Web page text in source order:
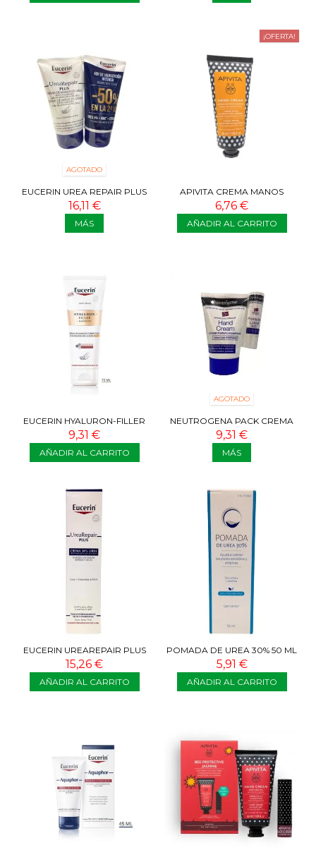
AGOTADO
EUCERIN UREA REPAIR PLUS
CREMA DE MANOS 5% UREA
PACK 2U
16,11 €
MÁS
¡OFERTA!
APIVITA CREMA MANOS
HIDRATACIÓN INTENSA 50 ML
6,76 €
AÑADIR AL CARRITO
EUCERIN HYALURON-FILLER
CREMA MANOS SPF30 75 ML
9,31 €
AÑADIR AL CARRITO
AGOTADO
NEUTROGENA PACK CREMA
MANOS + LABIAL
9,31 €
MÁS
EUCERIN UREAREPAIR PLUS
CREMA 30% UREA 75 ML
15,26 €
AÑADIR AL CARRITO
POMADA DE UREA 30% 50 ML
5,91 €
AÑADIR AL CARRITO